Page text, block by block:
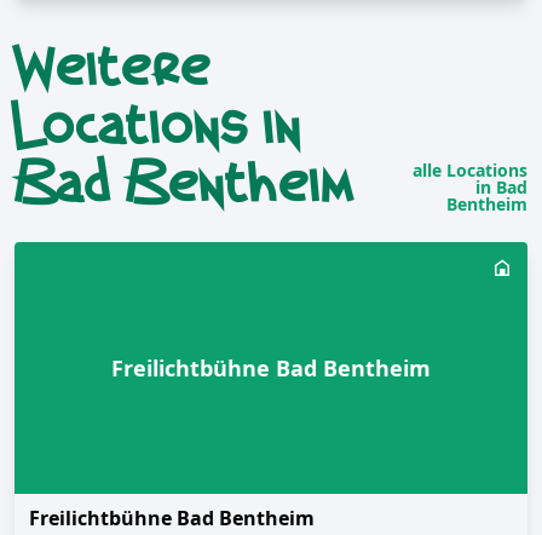
Weitere
Locations in
Bad Bentheim
alle Locations
in Bad
Bentheim
Freilichtbühne Bad Bentheim
Freilichtbühne Bad Bentheim